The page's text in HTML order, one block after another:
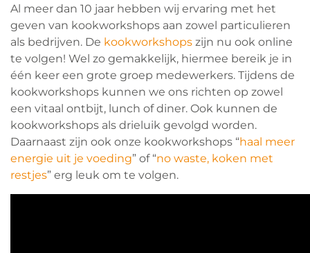
Al meer dan 10 jaar hebben wij ervaring met het
geven van kookworkshops aan zowel particulieren
als bedrijven. De kookworkshops zijn nu ook online
te volgen! Wel zo gemakkelijk, hiermee bereik je in
één keer een grote groep medewerkers. Tijdens de
kookworkshops kunnen we ons richten op zowel
een vitaal ontbijt, lunch of diner. Ook kunnen de
kookworkshops als drieluik gevolgd worden.
Daarnaast zijn ook onze kookworkshops “haal meer
energie uit je voeding” of “no waste, koken met
restjes” erg leuk om te volgen.